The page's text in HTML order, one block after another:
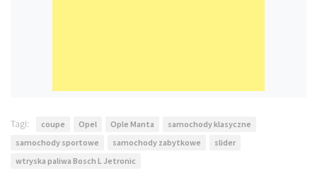
Tagi: coupe Opel Ople Manta
samochody klasyczne
samochody sportowe
samochody zabytkowe
slider
wtryska paliwa Bosch L Jetronic